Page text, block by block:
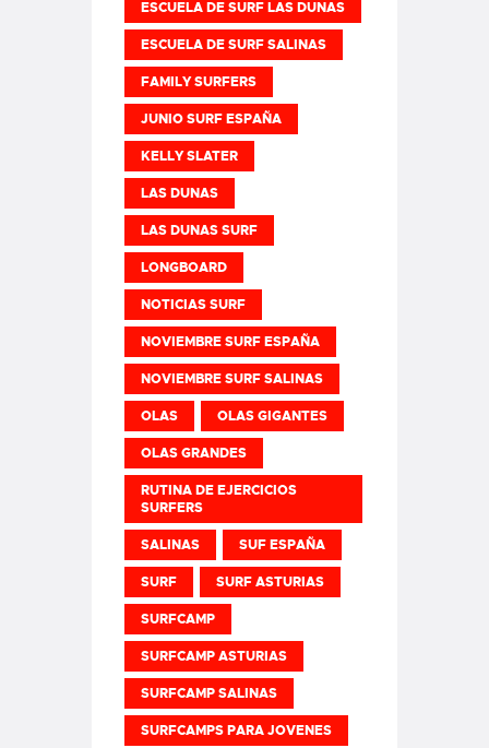
ESCUELA DE SURF LAS DUNAS
ESCUELA DE SURF SALINAS
FAMILY SURFERS
JUNIO SURF ESPAÑA
KELLY SLATER
LAS DUNAS
LAS DUNAS SURF
LONGBOARD
NOTICIAS SURF
NOVIEMBRE SURF ESPAÑA
NOVIEMBRE SURF SALINAS
OLAS OLAS GIGANTES
OLAS GRANDES
RUTINA DE EJERCICIOS
SURFERS
SALINAS SUF ESPAÑA
SURF SURF ASTURIAS
SURFCAMP
SURFCAMP ASTURIAS
SURFCAMP SALINAS
SURFCAMPS PARA JOVENES